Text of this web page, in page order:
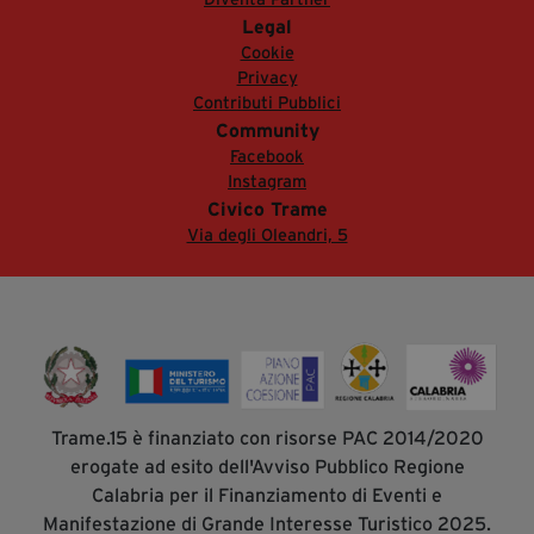
Legal
Cookie
Privacy
Contributi Pubblici
Community
Facebook
Instagram
Civico Trame
Via degli Oleandri, 5
Trame.15 è finanziato con risorse PAC 2014/2020
erogate ad esito dell'Avviso Pubblico Regione
Calabria per il Finanziamento di Eventi e
Manifestazione di Grande Interesse Turistico 2025.